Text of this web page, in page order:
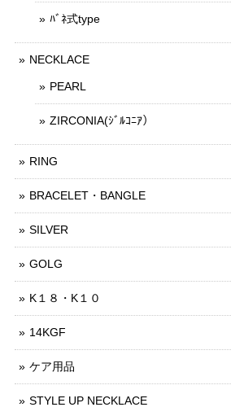
ﾊﾞﾈ式type
NECKLACE
PEARL
ZIRCONIA(ｼﾞﾙｺﾆｱ）
RING
BRACELET・BANGLE
SILVER
GOLG
K１８・K１０
14KGF
ケア用品
STYLE UP NECKLACE